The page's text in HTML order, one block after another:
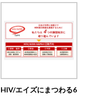
HIV/エイズにまつわる6